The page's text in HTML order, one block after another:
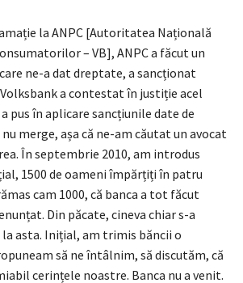
la ANPC [Autoritatea Națională
– VB], ANPC a făcut un
ne-a dat dreptate, a sancționat
a contestat în justiție acel
pus în aplicare sancțiunile date de
nu merge, așa că ne-am căutat un avocat
În septembrie 2010, am introdus
1500 de oameni împărțiți în patru
cam 1000, că banca a tot făcut
Din păcate, cineva chiar s-a
la asta. Inițial, am trimis băncii o
să ne întâlnim, să discutăm, că
cerințele noastre. Banca nu a venit.